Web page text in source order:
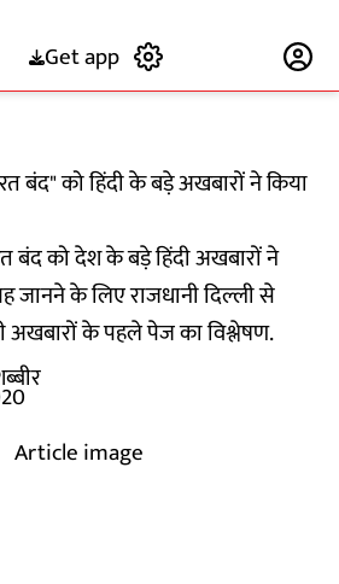
Get app
बंद" को हिंदी के बड़े अखबारों ने किया
बंद को देश के बड़े हिंदी अखबारों ने
जानने के लिए राजधानी दिल्ली से
अखबारों के पहले पेज का विश्लेषण.